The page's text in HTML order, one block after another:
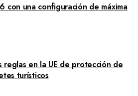
con una configuración de máxima
reglas en la UE de protección de
turísticos